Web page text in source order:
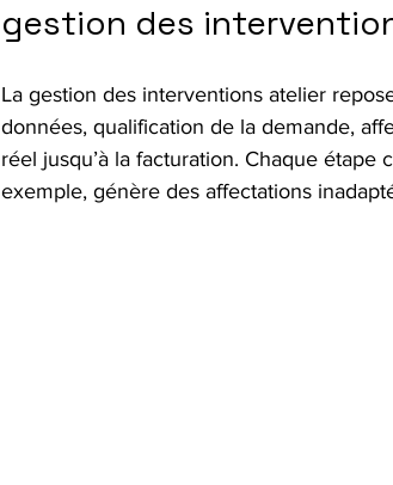
gestion des
La gestion des interventions atelier
données, qualification de la demande,
réel jusqu’à la facturation. Chaque
exemple, génère des affectations